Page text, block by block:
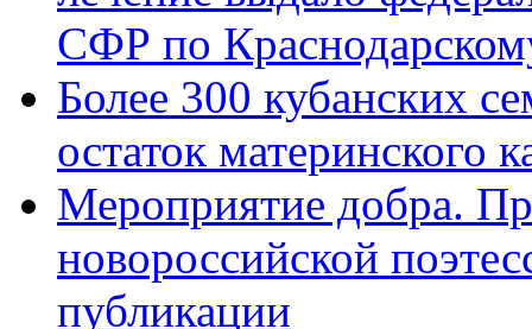
СФР по
Более 300 кубанских
остаток материнского
Мероприятие добра.
новороссийской
публикации